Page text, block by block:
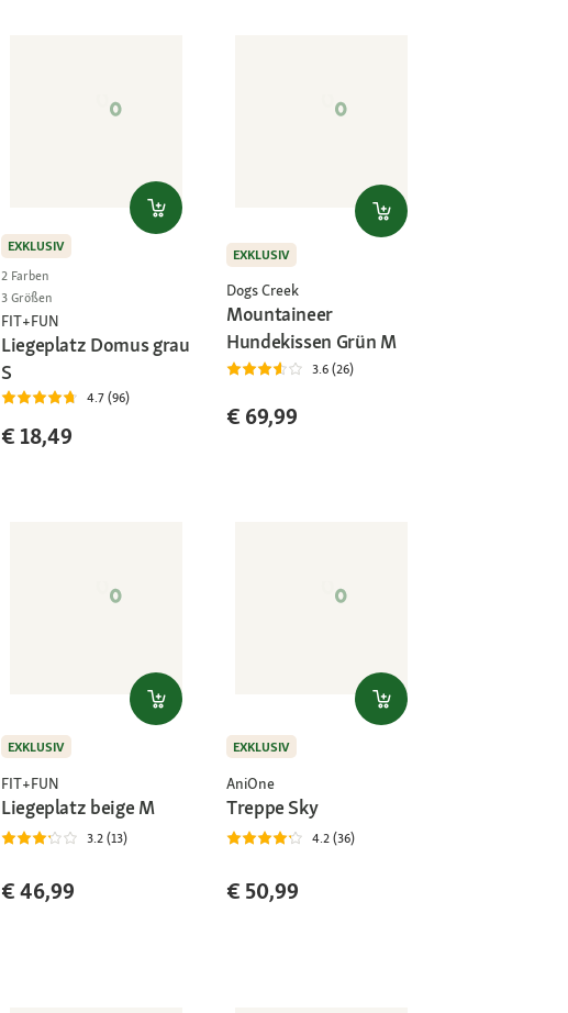
EXKLUSIV
2 Farben
3 Größen
FIT+FUN
Liegeplatz Domus grau
S
4.7 (96)
€ 18,49
EXKLUSIV
Dogs Creek
Mountaineer
Hundekissen Grün M
3.6 (26)
€ 69,99
EXKLUSIV
FIT+FUN
Liegeplatz beige M
3.2 (13)
€ 46,99
EXKLUSIV
AniOne
Treppe Sky
4.2 (36)
€ 50,99